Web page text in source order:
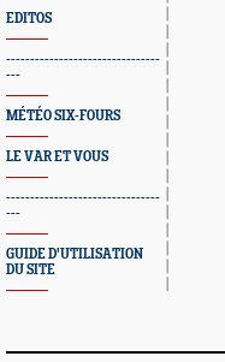
EDITOS
--------------------------------
---
MÉTÉO SIX-FOURS
LE VAR ET VOUS
--------------------------------
---
GUIDE D'UTILISATION
DU SITE